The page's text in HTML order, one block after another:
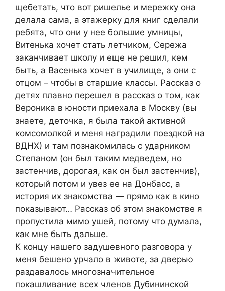
щебетать, что вот ришелье и мережку она
делала сама, а этажерку для книг сделали
ребята, что они у нее большие умницы,
Витенька хочет стать летчиком, Сережа
заканчивает школу и еще не решил, кем
быть, а Васенька хочет в училище, а они с
отцом – чтобы в старшие классы. Рассказ о
детях плавно перешел в рассказ о том, как
Вероника в юности приехала в Москву (вы
знаете, деточка, я была такой активной
комсомолкой и меня наградили поездкой на
ВДНХ) и там познакомилась с ударником
Степаном (он был таким медведем, но
застенчив, дорогая, как он был застенчив),
который потом и увез ее на Донбасс, а
история их знакомства — прямо как в кино
показывают… Рассказ об этом знакомстве я
пропустила мимо ушей, потому что думала,
как мне быть дальше.
К концу нашего задушевного разговора у
меня бешено урчало в животе, за дверью
раздавалось многозначительное
покашливание всех членов Дубининской